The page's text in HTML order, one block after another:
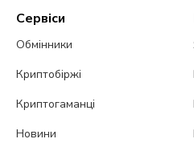
Сервіси
Обмінники
Криптобіржі
Криптогаманці
Новини